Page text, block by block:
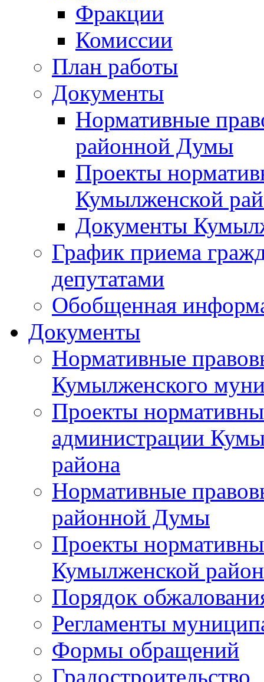
Фракции
Комиссии
План работы
Документы
Нормативные
районной Думы
Проекты
Кумылженской
Документы
График приема
депутатами
Обобщенная
Документы
Нормативные
Кумылженского
Проекты
администрации
района
Нормативные
районной Думы
Проекты
Кумылженской
Порядок
Регламенты
Формы обращений
Градостроительство